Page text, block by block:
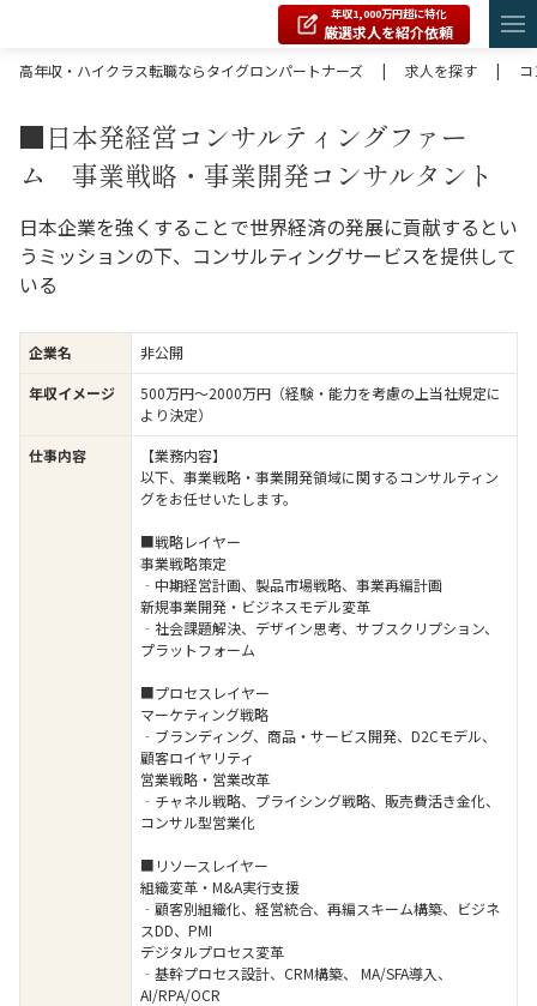
年収1,000万円超に特化
厳選求人を紹介依頼
高年収・ハイクラス転職ならタイグロンパートナーズ
| 求人を探す |
■日本発経営コンサルティングファー
ム 事業戦略・事業開発コンサルタント
日本企業を強くすることで世界経済の発展に貢献するとい
うミッションの下、コンサルティングサービスを提供して
いる
企業名
非公開
年収イメージ
500万円〜2000万円（経験・能力を考慮の上当社規定に
より決定）
仕事内容
【業務内容】
以下、事業戦略・事業開発領域に関するコンサルティン
グをお任せいたします。
■戦略レイヤー
事業戦略策定
‐中期経営計画、製品市場戦略、事業再編計画
新規事業開発・ビジネスモデル変革
‐社会課題解決、デザイン思考、サブスクリプション、
プラットフォーム
■プロセスレイヤー
マーケティング戦略
‐ブランディング、商品・サービス開発、D2Cモデル、
顧客ロイヤリティ
営業戦略・営業改革
‐チャネル戦略、プライシング戦略、販売費活き金化、
コンサル型営業化
■リソースレイヤー
組織変革・M&A実行支援
‐顧客別組織化、経営統合、再編スキーム構築、ビジネ
スDD、PMI
デジタルプロセス変革
‐基幹プロセス設計、CRM構築、 MA/SFA導入、
AI/RPA/OCR